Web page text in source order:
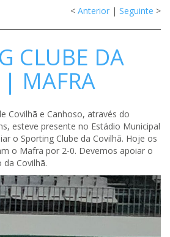
< Anterior | Seguinte >
CLUBE DA
| MAFRA
Covilhã e Canhoso, através do
esteve presente no Estádio Municipal
o Sporting Clube da Covilhã. Hoje os
o Mafra por 2-0. Devemos apoiar o
Covilhã.